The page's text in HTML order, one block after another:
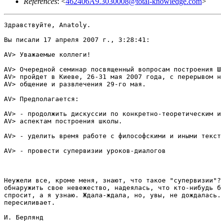
Здравствуйте, Anatoly.
Вы писали 17 апреля 2007 г., 3:28:41:
AV> Уважаемые коллеги!
AV> Очередной семинар посвященный вопросам построения
AV> пройдет в Киеве, 26-31 мая 2007 года, с перерывом
AV> общение и развлечения 29-го мая.
AV> Предполагается:
AV> - продолжить дискуссии по конкретно-теоретическим
AV> аспектам построения школы.
AV> - уделить время работе с философскими и иными
AV> - провести супервизии уроков-диалогов
Неужели все, кроме меня, знают, что такое
обнаружить свое невежество, надеялась, что кто-нибудь
спросит, а я узнаю. Ждала-ждала, но, увы, не дождалась.
пересиливает.
И. Берлянд